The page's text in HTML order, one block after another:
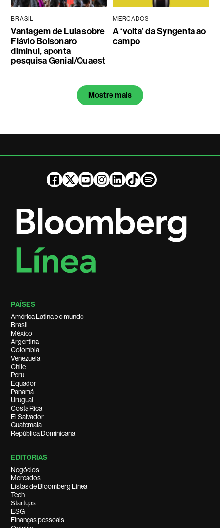
BRASIL
Vantagem de Lula sobre
Flávio Bolsonaro
diminui, aponta
pesquisa Genial/Quaest
MERCADOS
A ‘volta’ da Syngenta ao
campo
Mostre mais
PAÍSES
América Latina e o mundo
Brasil
México
Argentina
Colombia
Venezuela
Chile
Peru
Equador
Panamá
Uruguai
Costa Rica
El Salvador
Guatemala
República Dominicana
EDITORIAS
Negócios
Mercados
Listas de Bloomberg Línea
Tech
Startups
ESG
Finanças pessoais